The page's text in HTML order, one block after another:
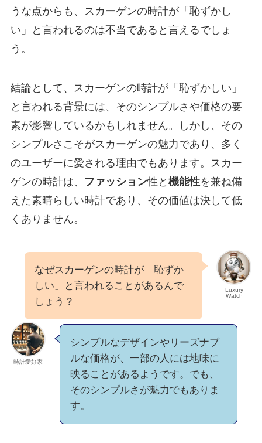
うな点からも、スカーゲンの時計が「恥ずかし
い」と言われるのは不当であると言えるでしょ
う。
結論として、スカーゲンの時計が「恥ずかしい」
と言われる背景には、そのシンプルさや価格の要
素が影響しているかもしれません。しかし、その
シンプルさこそがスカーゲンの魅力であり、多く
のユーザーに愛される理由でもあります。スカー
ゲンの時計は、
ファッション性と 機能性を兼ね備
えた素晴らしい時計であり、その価値は決して低
くありません。
Luxury
Watch
なぜスカーゲンの時計が「恥ずか
しい」と言われることがあるんで
しょう？
時計愛好家
シンプルなデザインやリーズナブ
ルな価格が、一部の人には地味に
映ることがあるようです。でも、
そのシンプルさが魅力でもありま
す。